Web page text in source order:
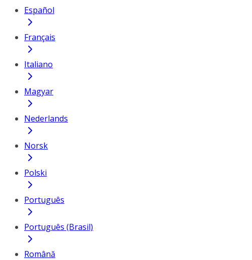
Español
Français
Italiano
Magyar
Nederlands
Norsk
Polski
Português
Português (Brasil)
Română